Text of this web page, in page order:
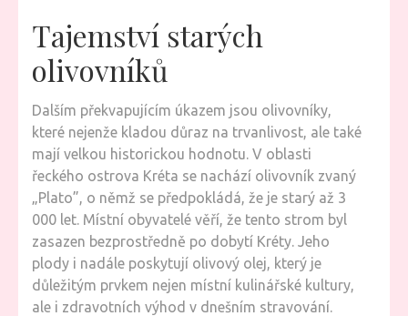
Tajemství starých
olivovníků
Dalším překvapujícím úkazem jsou olivovníky,
které nejenže kladou důraz na trvanlivost, ale také
mají velkou historickou hodnotu. V oblasti
řeckého ostrova Kréta se nachází olivovník zvaný
„Plato”, o němž se předpokládá, že je starý až 3
000 let. Místní obyvatelé věří, že tento strom byl
zasazen bezprostředně po dobytí Kréty. Jeho
plody i nadále poskytují olivový olej, který je
důležitým prvkem nejen místní kulinářské kultury,
ale i zdravotních výhod v dnešním stravování.